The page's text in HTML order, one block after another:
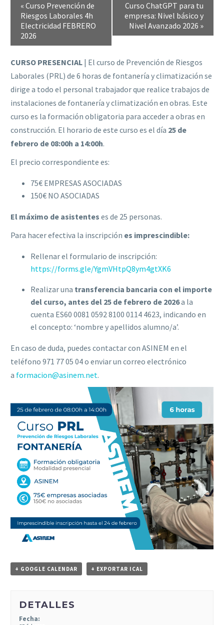
« Curso Prevención de
Riesgos Laborales 4h
Electricidad FEBRERO
2026
Curso ChatGPT para tu
empresa: Nivel básico y
Nivel Avanzado 2026 »
CURSO PRESENCIAL | El curso de Prevención de Riesgos
Laborales (PRL) de 6 horas de fontanería y climatización se
dirige a todo el personal trabajador que realice trabajos de
instalaciones de fontanería y climatización en obras. Este
curso es la formación obligatoria para acceder a obras en
construcción. El horario de este curso es el día 25 de
febrero de 08:00h a 14:00h.
El precio correspondiente es:
75€ EMPRESAS ASOCIADAS
150€ NO ASOCIADAS
El máximo de asistentes es de 25 personas.
Para hacer efectiva la inscripción es imprescindible:
Rellenar el formulario de inscripción:
https://forms.gle/YgmVHtpQ8ym4gtXK6
Realizar una transferencia bancaria con el importe
del curso, antes del 25 de febrero de 2026a la
cuenta ES60 0081 0592 8100 0114 4623, indicando en
el concepto: ‘nombre y apellidos alumno/a’.
En caso de duda, puedes contactar con ASINEM en el
teléfono 971 77 05 04 o enviar un correo electrónico
a formacion@asinem.net.
+ GOOGLE CALENDAR + EXPORTAR ICAL
DETALLES
Fecha: